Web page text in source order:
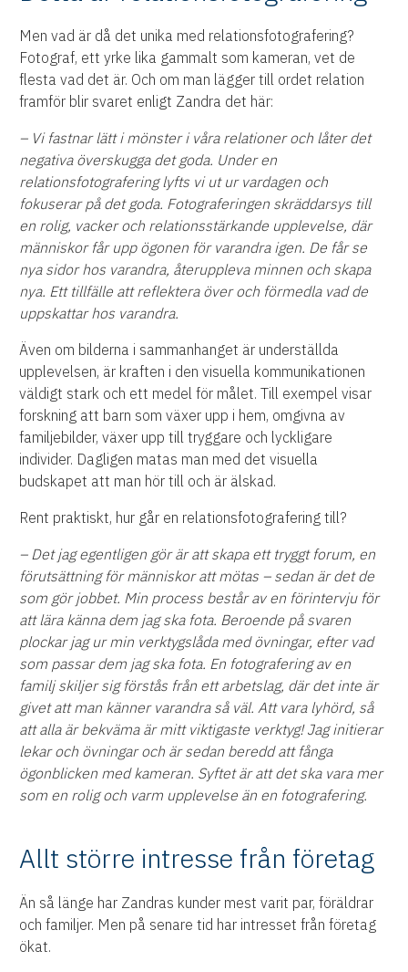
Men vad är då det unika med relationsfotografering?
Fotograf, ett yrke lika gammalt som kameran, vet de
flesta vad det är. Och om man lägger till ordet relation
framför blir svaret enligt Zandra det här:
– Vi fastnar lätt i mönster i våra relationer och låter det
negativa överskugga det goda. Under en
relationsfotografering lyfts vi ut ur vardagen och
fokuserar på det goda. Fotograferingen skräddarsys till
en rolig, vacker och relationsstärkande upplevelse, där
människor får upp ögonen för varandra igen. De får se
nya sidor hos varandra, återuppleva minnen och skapa
nya. Ett tillfälle att reflektera över och förmedla vad de
uppskattar hos varandra.
Även om bilderna i sammanhanget är underställda
upplevelsen, är kraften i den visuella kommunikationen
väldigt stark och ett medel för målet. Till exempel visar
forskning att barn som växer upp i hem, omgivna av
familjebilder, växer upp till tryggare och lyckligare
individer. Dagligen matas man med det visuella
budskapet att man hör till och är älskad.
Rent praktiskt, hur går en relationsfotografering till?
– Det jag egentligen gör är att skapa ett tryggt forum, en
förutsättning för människor att mötas – sedan är det de
som gör jobbet. Min process består av en förintervju för
att lära känna dem jag ska fota. Beroende på svaren
plockar jag ur min verktygslåda med övningar, efter vad
som passar dem jag ska fota. En fotografering av en
familj skiljer sig förstås från ett arbetslag, där det inte är
givet att man känner varandra så väl. Att vara lyhörd, så
att alla är bekväma är mitt viktigaste verktyg! Jag initierar
lekar och övningar och är sedan beredd att fånga
ögonblicken med kameran. Syftet är att det ska vara mer
som en rolig och varm upplevelse än en fotografering.
Allt större intresse från företag
Än så länge har Zandras kunder mest varit par, föräldrar
och familjer. Men på senare tid har intresset från företag
ökat.